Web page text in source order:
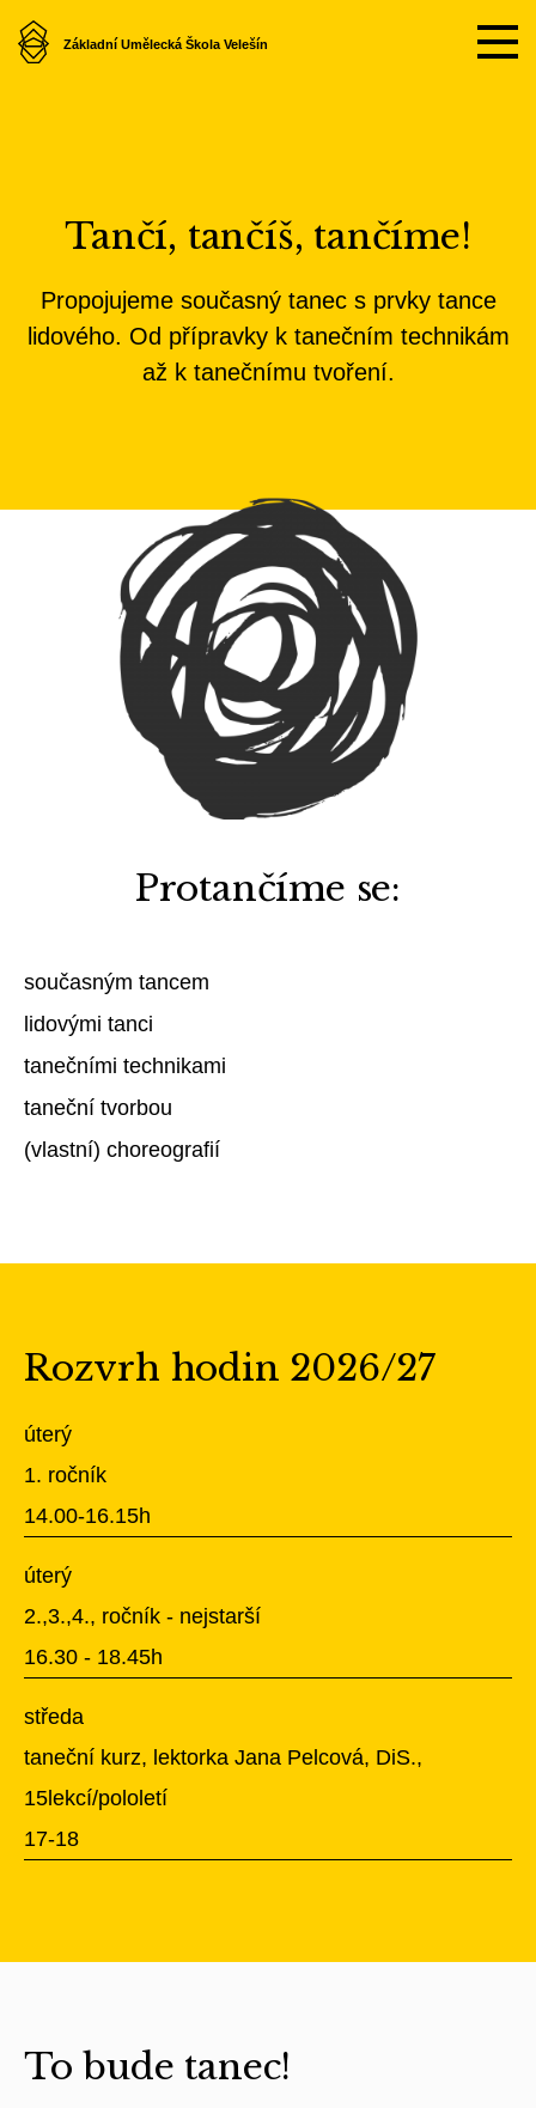
Základní Umělecká Škola Velešín
Tančí, tančíš, tančíme!
Propojujeme současný tanec s prvky tance
lidového. Od přípravky k tanečním technikám
až k tanečnímu tvoření.
Protančíme se:
současným tancem
lidovými tanci
tanečními technikami
taneční tvorbou
(vlastní) choreografií
Rozvrh hodin 2026/27
úterý
1. ročník
14.00-16.15h
úterý
2.,3.,4., ročník - nejstarší
16.30 - 18.45h
středa
taneční kurz, lektorka Jana Pelcová, DiS.,
15lekcí/pololetí
17-18
To bude tanec!